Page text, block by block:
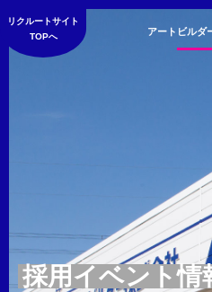
リクルートサイト
TOPへ
アートビルダ
採用イベント情